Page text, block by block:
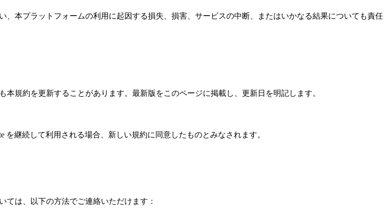
本プラットフォームの利用に起因する損失、損害、サービスの中断、またはいかなる結果についても責任
規約を更新することがあります。最新版をこのページに掲載し、更新日を明記します。
継続して利用される場合、新しい規約に同意したものとみなされます。
は、以下の方法でご連絡いただけます：